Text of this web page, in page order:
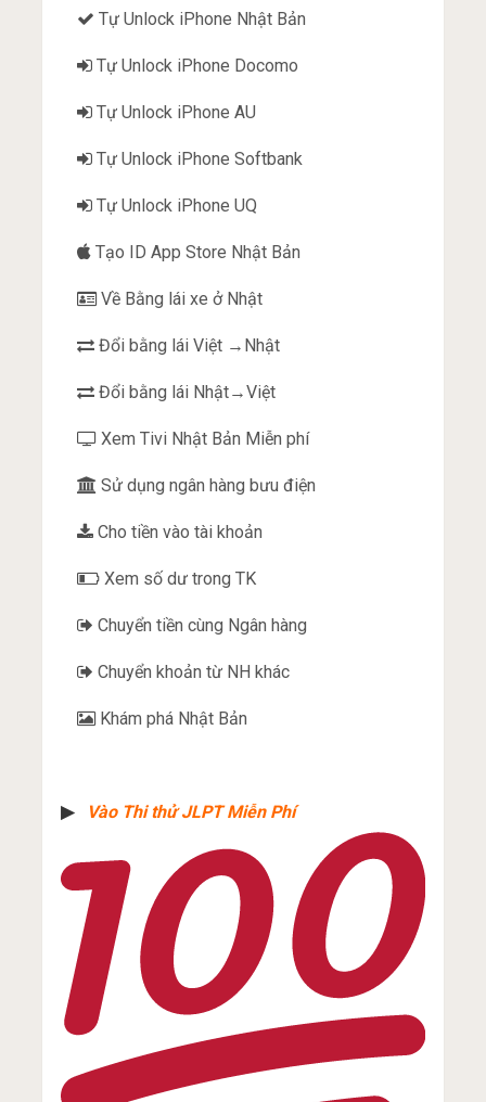
Tự Unlock iPhone Nhật Bản
Tự Unlock iPhone Docomo
Tự Unlock iPhone AU
Tự Unlock iPhone Softbank
Tự Unlock iPhone UQ
Tạo ID App Store Nhật Bản
Về Bằng lái xe ở Nhật
Đổi bằng lái Việt →Nhật
Đổi bằng lái Nhật→Việt
Xem Tivi Nhật Bản Miễn phí
Sử dụng ngân hàng bưu điện
Cho tiền vào tài khoản
Xem số dư trong TK
Chuyển tiền cùng Ngân hàng
Chuyển khoản từ NH khác
Khám phá Nhật Bản
▶︎ Vào Thi thử JLPT Miễn Phí